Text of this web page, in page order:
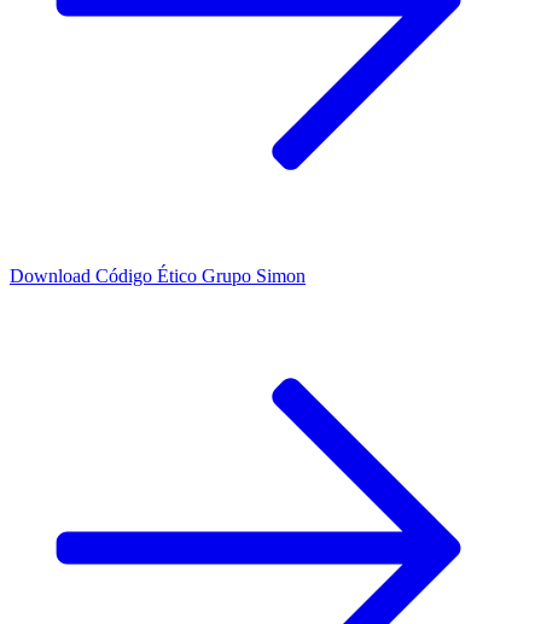
Download Código Ético Grupo Simon